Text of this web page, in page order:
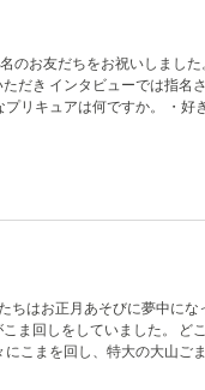
のお友だちをお祝いしまし
だき インタビューでは指名
リキュアは何ですか。 ・好
ちはお正月あそびに夢中に
ま回しをしていました。 ど
にこまを回し、特大の大山ご